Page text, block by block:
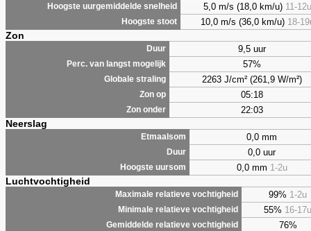
Hoogste uurgemiddelde snelheid 5,0 m/s (18,0 km/u) 11-12u
Hoogste stoot 10,0 m/s (36,0 km/u) 18-
Zon
Duur 9,5 uur
Perc. van langst mogelijk 57%
Globale straling 2263 J/cm² (261,9 W/m²)
Zon op 05:18
Zon onder 22:03
Neerslag
Etmaalsom 0,0 mm
Duur 0,0 uur
Hoogste uursom 0,0 mm 1-2u
Luchtvochtigheid
Maximale relatieve vochtigheid 99% 1-2u
Minimale relatieve vochtigheid 55% 16-17u
Gemiddelde relatieve vochtigheid 76%